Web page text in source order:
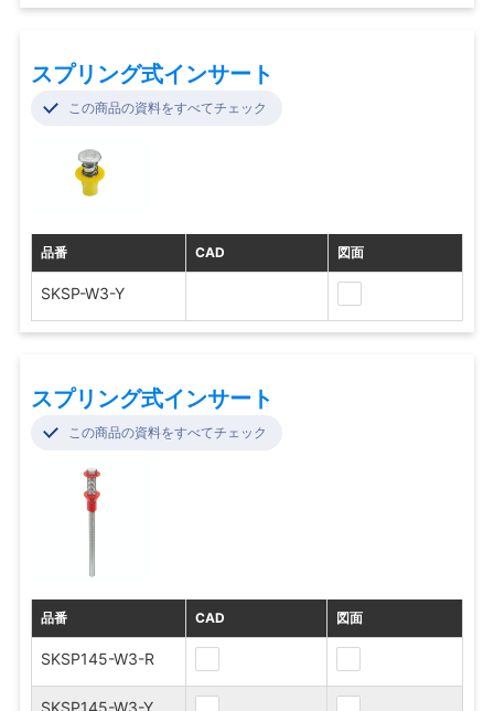
スプリング式インサート
この商品の資料をすべてチェック
品番 CAD 図面
SKSP-W3-Y
スプリング式インサート
この商品の資料をすべてチェック
品番 CAD 図面
SKSP145-W3-R